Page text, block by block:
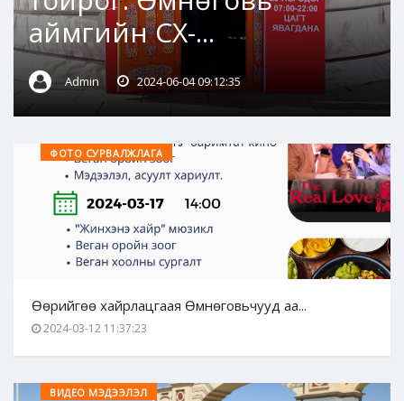
аймгийн СХ-...
Admin 2024-06-04 09:12:35
ФОТО СУРВАЛЖЛАГА
Өөрийгөө хайрлацгаая Өмнөговьчууд аа...
2024-03-12 11:37:23
ВИДЕО МЭДЭЭЛЭЛ